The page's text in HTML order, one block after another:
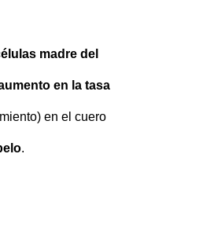
madre del
en la tasa
en el cuero
.